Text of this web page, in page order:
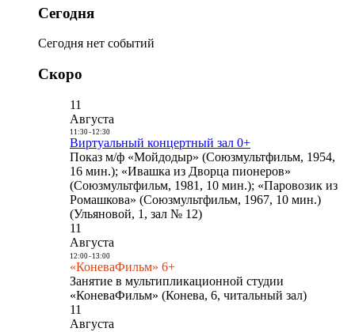
Сегодня
Сегодня нет событий
Скоро
11
Августа
11:30- 12:30
Виртуальный концертный зал 0+
Показ м/ф «Мойдодыр» (Союзмультфильм, 1954,
16 мин.); «Ивашка из Дворца пионеров»
(Союзмультфильм, 1981, 10 мин.); «Паровозик из
Ромашкова» (Союзмультфильм, 1967, 10 мин.)
(Ульяновой, 1, зал № 12)
11
Августа
12:00- 13:00
«КоневаФильм» 6+
Занятие в мультипликационной студии
«КоневаФильм» (Конева, 6, читальный зал)
11
Августа